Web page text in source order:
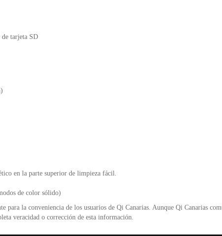
tarjeta SD
en la parte superior de limpieza fácil.
de color sólido)
para la conveniencia de los usuarios de Qi Canarias. Aunque Qi Canarias
veracidad o corrección de esta información.